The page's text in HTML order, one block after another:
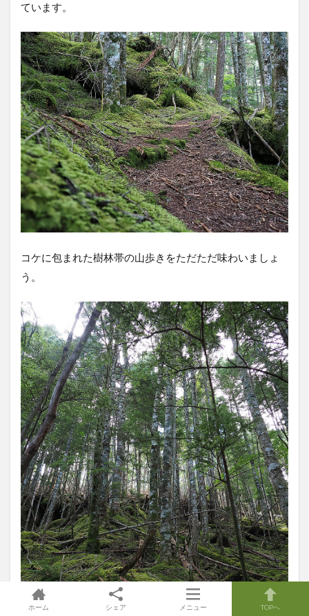
ています。
コケに包まれた樹林帯の山歩きをただただ味わいましょ
う。
ホーム シェア メニュー TOPへ